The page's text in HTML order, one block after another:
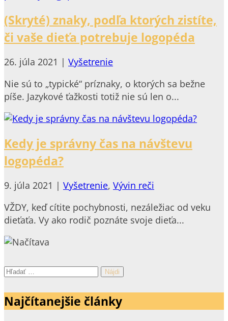
(Skryté) znaky, podľa ktorých zistíte,
či vaše dieťa potrebuje logopéda
26. júla 2021 | Vyšetrenie
Nie sú to „typické“ príznaky, o ktorých sa bežne
píše. Jazykové ťažkosti totiž nie sú len o...
Kedy je správny čas na návštevu
logopéda?
9. júla 2021 | Vyšetrenie, Vývin reči
VŽDY, keď cítite pochybnosti, nezáležiac od veku
dieťaťa. Vy ako rodič poznáte svoje dieťa...
Hľadať:
Najčítanejšie články